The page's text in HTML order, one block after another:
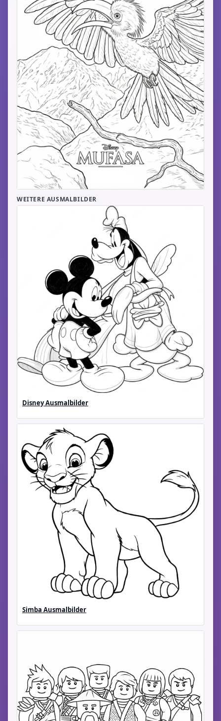
WEITERE AUSMALBILDER
Disney Ausmalbilder
Simba Ausmalbilder